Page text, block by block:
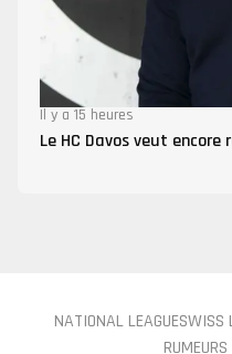
Il y a 15 heures
Le HC Davos veut
NATIONAL LEAGUESWISS